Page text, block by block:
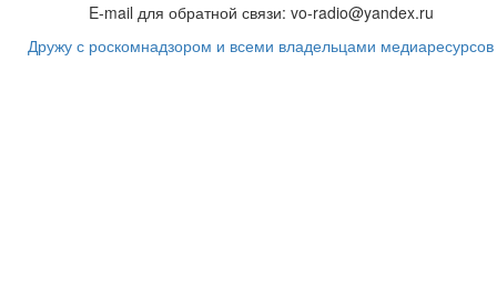
E-mail для обратной связи: vo-radio@yandex.ru
Дружу с роскомнадзором и всеми владельцами медиаресурсов